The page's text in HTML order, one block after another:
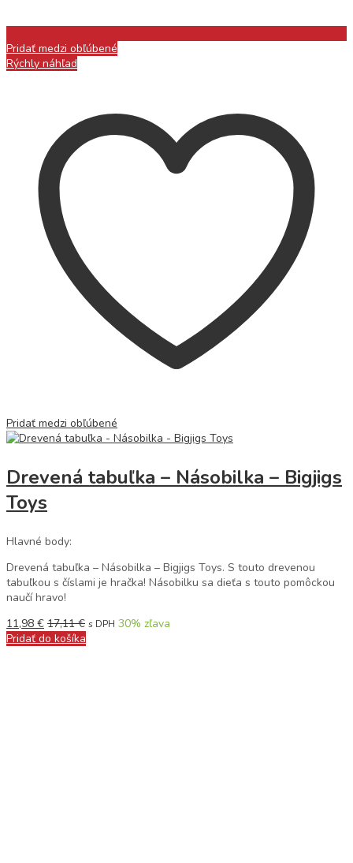
Pridať medzi obľúbené
Rýchly náhľad
Pridať medzi obľúbené
Drevená tabuľka – Násobilka – Bigjigs
Toys
Hlavné body:
Drevená tabuľka – Násobilka – Bigjigs Toys. S touto drevenou
tabuľkou s číslami je hračka! Násobilku sa dieťa s touto pomôckou
naučí hravo!
11,98 € 17,11€ s DPH 30% zľava
Pridať do košíka